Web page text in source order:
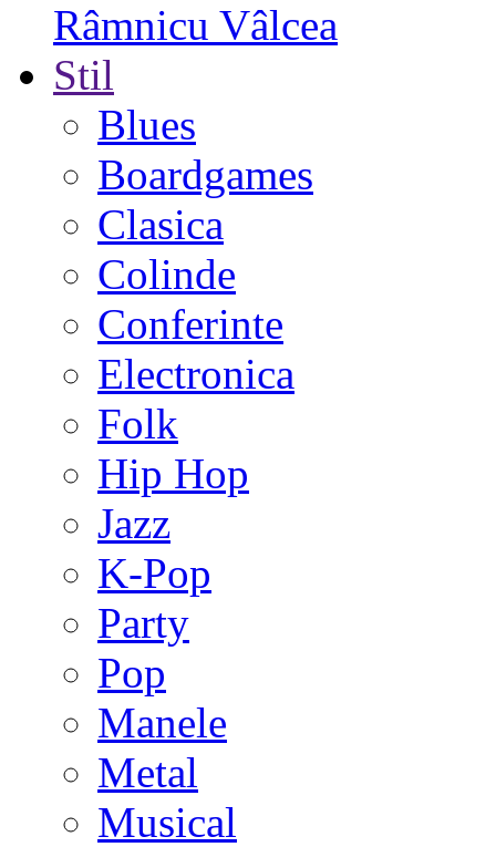
Râmnicu Vâlcea
Stil
Blues
Boardgames
Clasica
Colinde
Conferinte
Electronica
Folk
Hip Hop
Jazz
K-Pop
Party
Pop
Manele
Metal
Musical